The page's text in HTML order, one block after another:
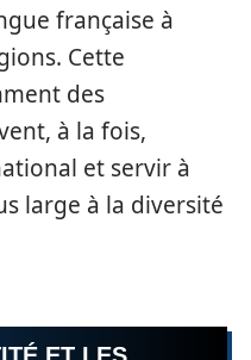
française à
Cette
des
à la fois,
et servir à
large à la diversité
ET LES